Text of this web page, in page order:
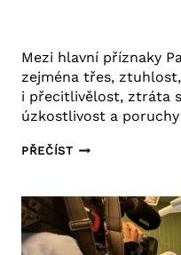
Mezi hlavní příznaky
zejména třes,
i přecitlivělost, ztráta
úzkostlivost a poruchy
PŘEČÍSTKDYŽ
SE
STIMULÁTOREM
–